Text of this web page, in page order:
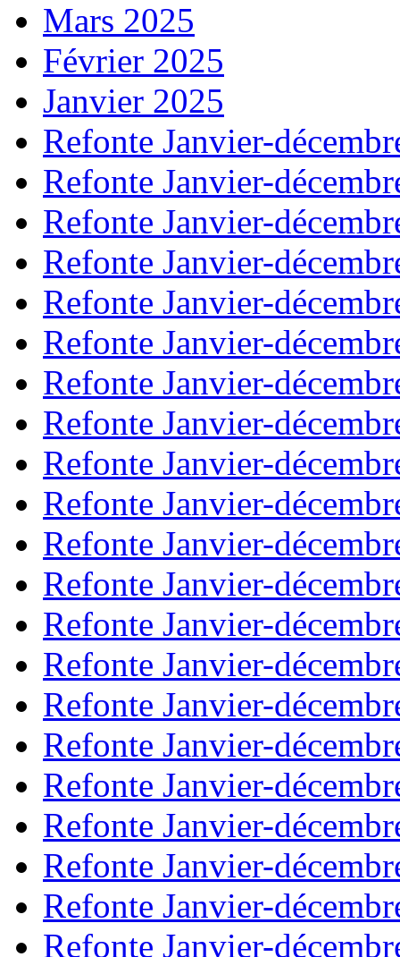
Mars 2025
Février 2025
Janvier 2025
Refonte Janvier-
Refonte Janvier-
Refonte Janvier-
Refonte Janvier-
Refonte Janvier-
Refonte Janvier-
Refonte Janvier-
Refonte Janvier-
Refonte Janvier-
Refonte Janvier-
Refonte Janvier-
Refonte Janvier-
Refonte Janvier-
Refonte Janvier-
Refonte Janvier-
Refonte Janvier-
Refonte Janvier-
Refonte Janvier-
Refonte Janvier-
Refonte Janvier-
Refonte Janvier-